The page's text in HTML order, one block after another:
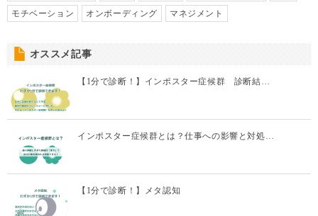
モチベーション オンボーディング マネジメント
オススメ記事
【1分で診断！】インポスター症候群 診断結…
インポスター症候群とは？仕事への影響と対処…
【1分で診断！】メタ認知